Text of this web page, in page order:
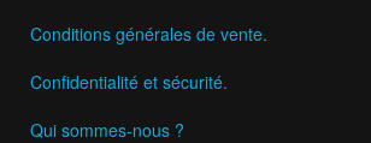
Conditions générales de vente.
Confidentialité et sécurité.
Qui sommes-nous ?